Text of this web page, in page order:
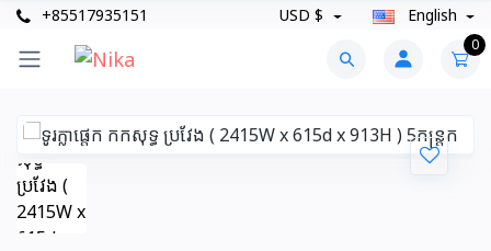
+85517935151 USD $ English
0